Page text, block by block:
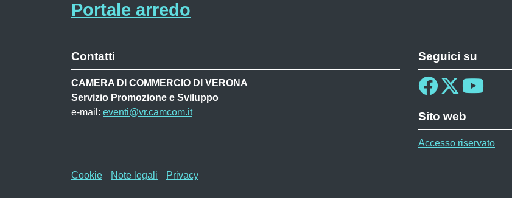
Portale arredo
Contatti
CAMERA DI COMMERCIO DI VERONA
Servizio Promozione e Sviluppo
e-mail: eventi@vr.camcom.it
Seguici su
Sito web
Accesso riservato
Menù privacy MAF
Cookie Note legali Privacy